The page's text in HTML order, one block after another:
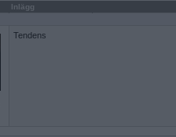
Inlägg
Tendens